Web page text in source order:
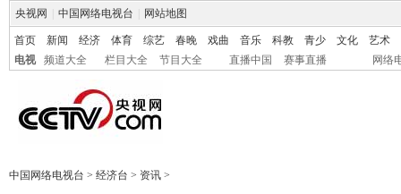
央视网 中国网络电视台 网站地图
首页 新闻 经济 体育 综艺 春晚 戏曲 音乐 科教 青少 文化
艺术
电视
频道大全 栏目大全 节目大全 直播中国 赛事直播 网络
中国网络电视台 > 经济台 > 资讯 >